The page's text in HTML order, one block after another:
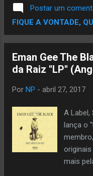
Postar um
FIQUE A VONTADE,
Eman Gee The
da Raiz ''LP''
Por NP - abril 27, 2017
A Label,
lança o
mais